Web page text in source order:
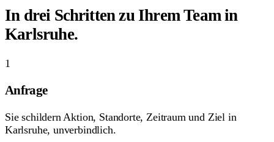
In drei Schritten zu Ihrem Team in
Karlsruhe.
1
Anfrage
Sie schildern Aktion, Standorte, Zeitraum und Ziel in
Karlsruhe, unverbindlich.